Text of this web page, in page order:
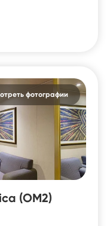
фотографии
(OM2)